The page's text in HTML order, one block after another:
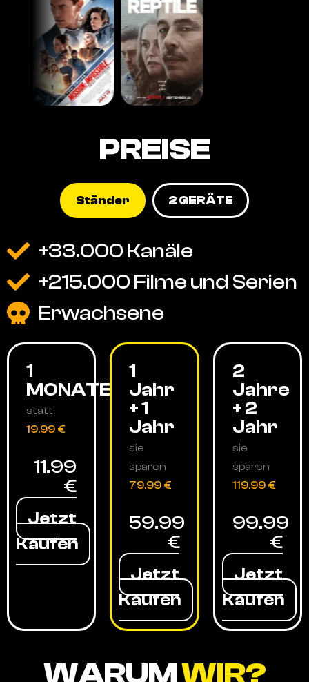
PREISE
Ständer 2 GERÄTE
+33.000 Kanäle
+215.000 Filme und Serien
Erwachsene
1
MONATE
statt
19.99 €
11.99
€
Jetzt
Kaufen
1
Jahr
+ 1
Jahr
sie
sparen
79.99 €
59.99
€
Jetzt
Kaufen
2
Jahre
+ 2
Jahr
sie
sparen
119.99 €
99.99
€
Jetzt
Kaufen
WARUMWIR?